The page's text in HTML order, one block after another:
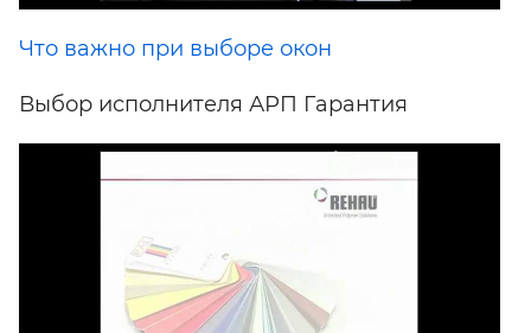
Что важно при выборе окон
Выбор исполнителя АРП Гарантия